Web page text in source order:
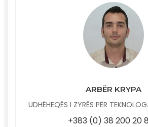
ARBËR KRYPA
UDHËHEQËS I ZYRËS PËR
+383 (0) 38 200 20